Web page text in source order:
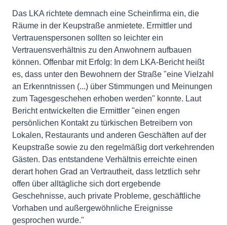
Das LKA richtete demnach eine Scheinfirma ein, die
Räume in der Keupstraße anmietete. Ermittler und
Vertrauenspersonen sollten so leichter ein
Vertrauensverhältnis zu den Anwohnern aufbauen
können. Offenbar mit Erfolg: In dem LKA-Bericht heißt
es, dass unter den Bewohnern der Straße "eine Vielzahl
an Erkenntnissen (...) über Stimmungen und Meinungen
zum Tagesgeschehen erhoben werden" konnte. Laut
Bericht entwickelten die Ermittler "einen engen
persönlichen Kontakt zu türkischen Betreibern von
Lokalen, Restaurants und anderen Geschäften auf der
Keupstraße sowie zu den regelmäßig dort verkehrenden
Gästen. Das entstandene Verhältnis erreichte einen
derart hohen Grad an Vertrautheit, dass letztlich sehr
offen über alltägliche sich dort ergebende
Geschehnisse, auch private Probleme, geschäftliche
Vorhaben und außergewöhnliche Ereignisse
gesprochen wurde."